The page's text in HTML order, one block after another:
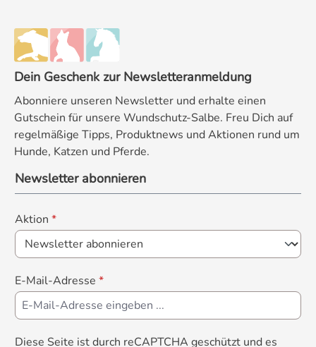
Dein Geschenk zur Newsletteranmeldung
Abonniere unseren Newsletter und erhalte einen
Gutschein für unsere Wundschutz-Salbe. Freu Dich auf
regelmäßige Tipps, Produktnews und Aktionen rund um
Hunde, Katzen und Pferde.
Newsletter abonnieren
Aktion *
E-Mail-Adresse *
Diese Seite ist durch reCAPTCHA geschützt und es